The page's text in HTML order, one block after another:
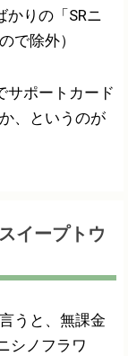
りの「SRニ
で除外）
サポートカード
、というのが
イープトウ
うと、無課金
シノフラワ